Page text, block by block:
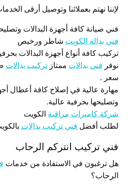
لإننا نهتم بعملائنا وتوصيل أرقى
فني صيانة كافة أجهزة البدالات
فني بدالة الكويت شاطر ورخيص
تركيب كافة أنواع أجهزة البدالات
نوفر فني بدالات ممتاز تركيب بدالات
سعر .
مهارة عالية في إصلاح كافة أعطال
وتصليحها بحرفية عالية.
شركة كاميرات مراقبة الكويت
لطلب أفضل فني تركيب بدالات
فني تركيب انتركم الرحاب
هل ترغبون في الاستفادة من خدمات
الرحاب؟